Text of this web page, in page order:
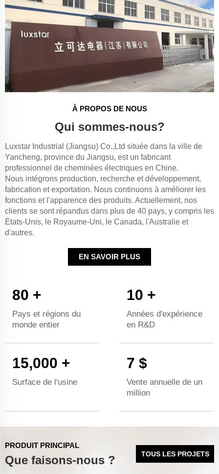
À PROPOS DE NOUS
Qui sommes-nous?
Luxstar Industrial (Jiangsu) Co.,Ltd située dans la ville de
Yancheng, province du Jiangsu, est un fabricant
professionnel de cheminées électriques en Chine.
Nous intégrons production, recherche et développement,
fabrication et exportation. Nous continuons à améliorer les
fonctions et l'apparence des produits. Actuellement, nos
clients se sont répandus dans plus de 40 pays, y compris les
États-Unis, le Royaume-Uni, le Canada, l'Australie et
d'autres.
EN SAVOIR PLUS
80 +
Pays et régions du
monde entier
10 +
Années d'expérience
en R&D
15,000 +
Surface de l'usine
7 $
Vente annuelle de un
million
PRODUIT PRINCIPAL
Que faisons-nous ? TOUS LES PROJETS